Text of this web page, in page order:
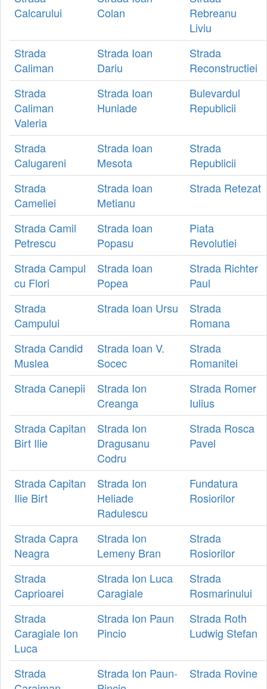
Calcarului
Colan
Rebreanu
Liviu
Strada
Caliman
Strada Ioan
Dariu
Strada
Reconstructiei
Strada
Caliman
Valeria
Strada Ioan
Huniade
Bulevardul
Republicii
Strada
Calugareni
Strada Ioan
Mesota
Strada
Republicii
Strada
Cameliei
Strada Ioan
Metianu
Strada Retezat
Strada Camil
Petrescu
Strada Ioan
Popasu
Piata
Revolutiei
Strada Campul
cu Flori
Strada Ioan
Popea
Strada Richter
Paul
Strada
Campului
Strada Ioan Ursu
Strada
Romana
Strada Candid
Muslea
Strada Ioan V.
Socec
Strada
Romanitei
Strada Canepii
Strada Ion
Creanga
Strada Romer
Iulius
Strada Capitan
Birt Ilie
Strada Ion
Dragusanu
Codru
Strada Rosca
Pavel
Strada Capitan
Ilie Birt
Strada Ion
Heliade
Radulescu
Fundatura
Rosiorilor
Strada Capra
Neagra
Strada Ion
Lemeny Bran
Strada
Rosiorilor
Strada
Caprioarei
Strada Ion Luca
Caragiale
Strada
Rosmarinului
Strada
Caragiale Ion
Luca
Strada Ion Paun
Pincio
Strada Roth
Ludwig Stefan
Strada
Strada Ion Paun-
Strada Rovine